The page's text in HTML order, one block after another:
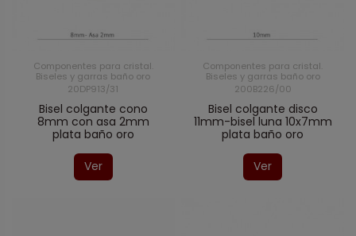
Componentes para cristal.
Biseles y garras baño oro
20DP913/31
Bisel colgante cono
8mm con asa 2mm
plata baño oro
Ver
Componentes para cristal.
Biseles y garras baño oro
200B226/00
Bisel colgante disco
11mm-bisel luna 10x7mm
plata baño oro
Ver